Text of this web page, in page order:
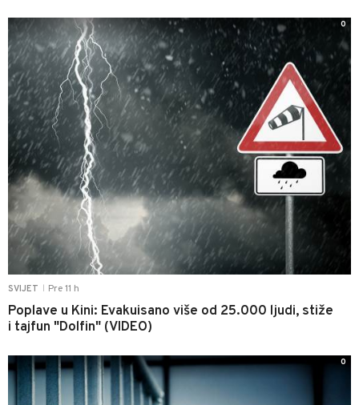
SVIJET Pre 11 h
Poplave u Kini: Evakuisano više od 25.000 ljudi, stiže
i tajfun "Dolfin" (VIDEO)
0
0